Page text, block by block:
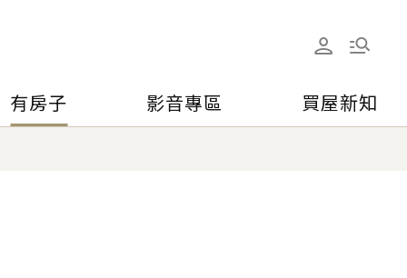
有房子 影音專區 買屋新知